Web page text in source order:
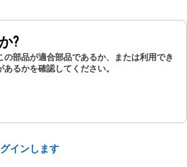
?
の部品が適合部品であるか、または利用でき
るかを確認してください。
インします